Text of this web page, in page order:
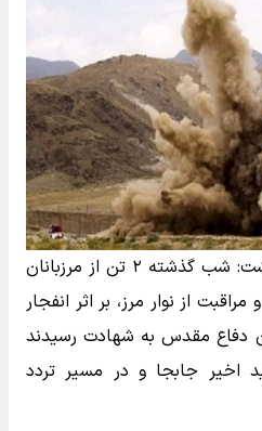
سردار فرج رستمی اظهار داشت: شب گذشته ۲ تن از مرزبانان
از نوار مرز، بر اثر انفجار
دفاع مقدس به شهادت رسیدند
اخیر جابجا و در مسیر تردد